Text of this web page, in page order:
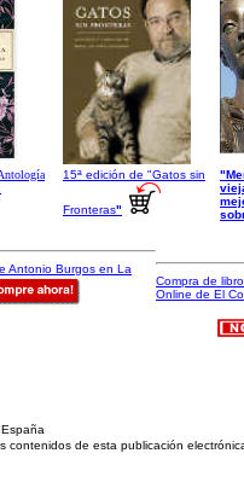
15ª edición de "Gatos sin
Fronteras"
Antonio Burgos en La
Compra de
Online de El
contenidos de esta publicación